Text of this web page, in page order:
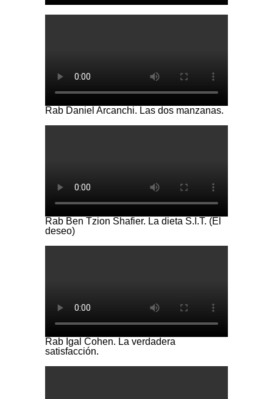
Rab Daniel Arcanchi. Las dos manzanas.
Rab Ben Tzion Shafier. La dieta S.I.T. (El
deseo)
Rab Igal Cohen. La verdadera
satisfacción.